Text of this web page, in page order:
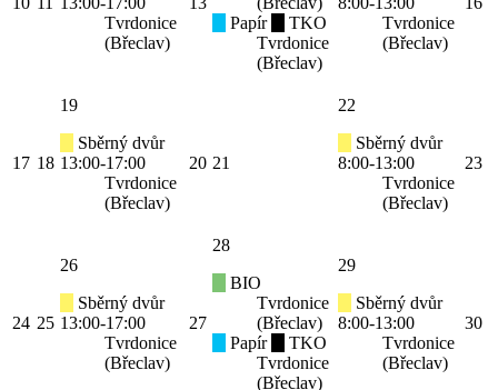
Tvrdonice
(Břeclav)
Papír
TKO
Tvrdonice
(Břeclav)
Tvrdonice
(Břeclav)
17 18
19
Sběrný dvůr
13:00-17:00
Tvrdonice
(Břeclav)
20 21
22
Sběrný dvůr
8:00-13:00
Tvrdonice
(Břeclav)
23
24 25
26
Sběrný dvůr
13:00-17:00
Tvrdonice
(Břeclav)
27
28
BIO
Tvrdonice
(Břeclav)
Papír
TKO
Tvrdonice
(Břeclav)
29
Sběrný dvůr
8:00-13:00
Tvrdonice
(Břeclav)
30